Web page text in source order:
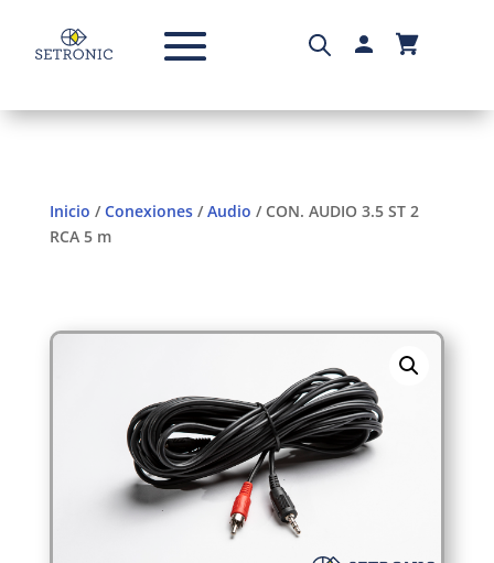
Inicio /Conexiones/Audio / CON. AUDIO 3.5 ST 2
RCA 5 m